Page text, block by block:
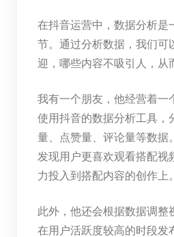
在抖音运营中，数据分析是
节。通过分析数据，我们可
迎，哪些内容不吸引人，从
我有一个朋友，他经营着一
使用抖音的数据分析工具，
量、点赞量、评论量等数据
发现用户更喜欢观看搭配视
力投入到搭配内容的创作上。
此外，他还会根据数据调整
在用户活跃度较高的时段发